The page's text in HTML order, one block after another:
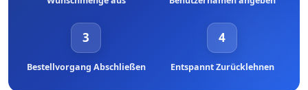
3
Bestellvorgang Abschließen
4
Entspannt Zurücklehnen